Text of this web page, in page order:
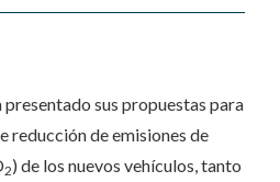
presentado sus propuestas para
reducción de emisiones de
2) de los nuevos vehículos, tanto